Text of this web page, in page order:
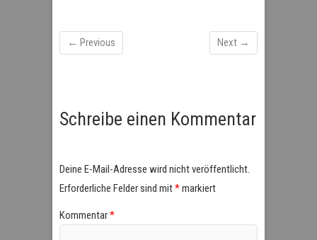
← Previous Next →
Schreibe einen Kommentar
Deine E-Mail-Adresse wird nicht veröffentlicht.
Erforderliche Felder sind mit*markiert
Kommentar*